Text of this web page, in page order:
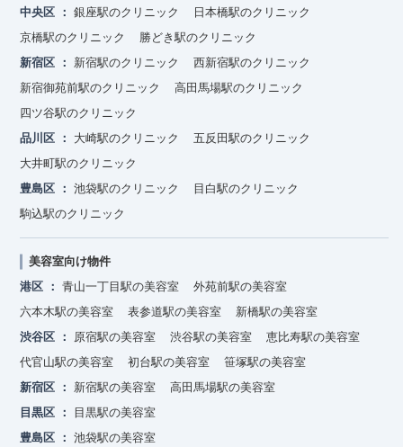
中央区
銀座駅のクリニック
日本橋駅のクリニック
京橋駅のクリニック
勝どき駅のクリニック
新宿区
新宿駅のクリニック
西新宿駅のクリニック
新宿御苑前駅のクリニック
高田馬場駅のクリニック
四ツ谷駅のクリニック
品川区
大崎駅のクリニック
五反田駅のクリニック
大井町駅のクリニック
豊島区
池袋駅のクリニック
目白駅のクリニック
駒込駅のクリニック
美容室向け物件
港区
青山一丁目駅の美容室
外苑前駅の美容室
六本木駅の美容室
表参道駅の美容室
新橋駅の美容室
渋谷区
原宿駅の美容室 渋谷駅の美容室
恵比寿駅の美容室
代官山駅の美容室
初台駅の美容室
笹塚駅の美容室
新宿区
新宿駅の美容室
高田馬場駅の美容室
目黒区
目黒駅の美容室
豊島区
池袋駅の美容室